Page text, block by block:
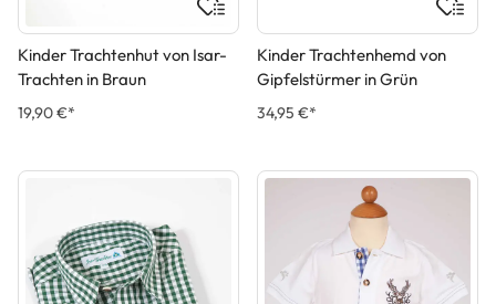
Kinder Trachtenhut von Isar-
Trachten in Braun
19,90 €*
Kinder Trachtenhemd von
Gipfelstürmer in Grün
34,95 €*